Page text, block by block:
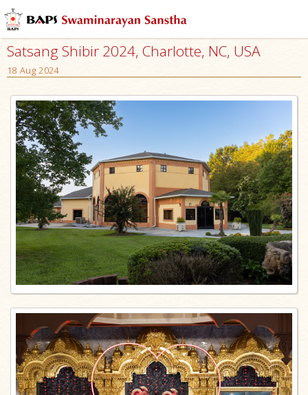
Satsang Shibir 2024, Charlotte, NC, USA
18 Aug 2024